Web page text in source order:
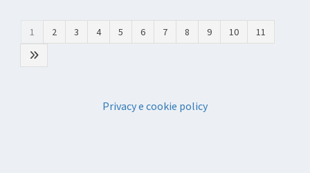
1 2 3 4 5 6 7 8 9 10 11
Privacy e cookie policy